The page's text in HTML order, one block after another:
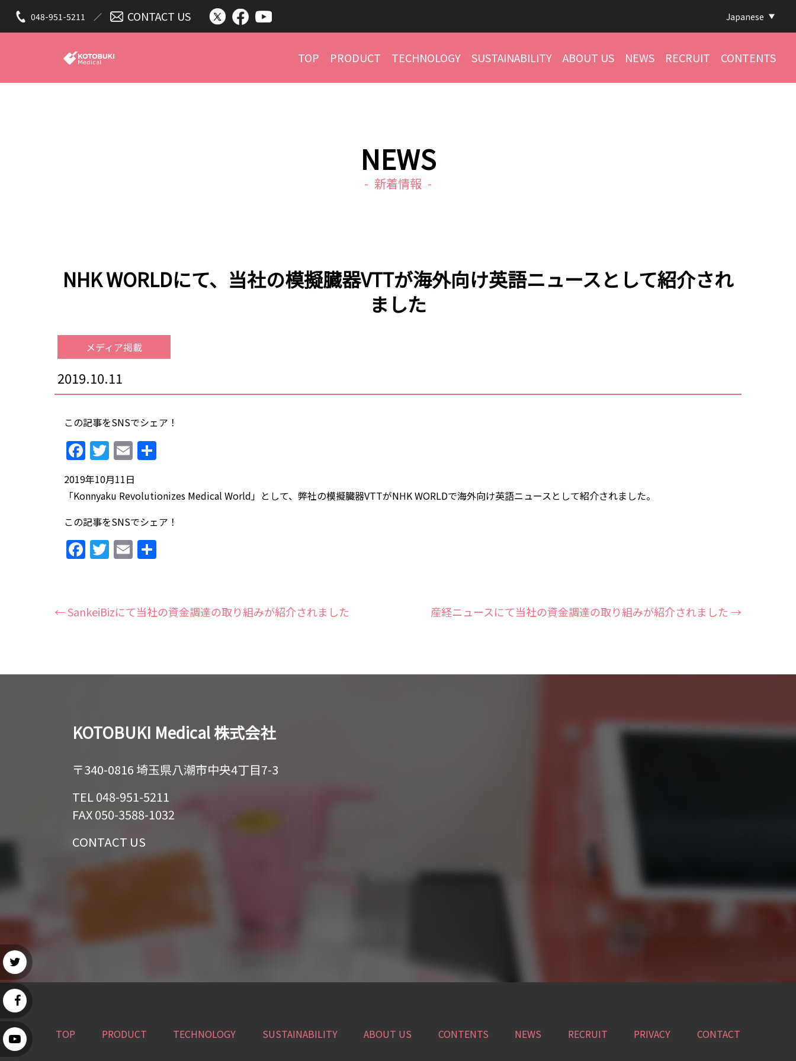
048-951-5211 CONTACT US Japanese
TOP PRODUCT TECHNOLOGY SUSTAINABILITY ABOUT US NEWS RECRUIT CONTENTS
NEWS
新着情報
NHK WORLDにて、当社の模擬臓器VTTが海外向け英語ニュースとして紹介され
ました
メディア掲載
2019.10.11
この記事をSNSでシェア！
Facebook
Twitter
Email
2019年10月11日
「Konnyaku Revolutionizes Medical World」として、弊社の模擬臓器VTTがNHK WORLDで海外向け英語ニュースとして紹介されました。
この記事をSNSでシェア！
Facebook
Twitter
Email
←SankeiBizにて当社の資金調達の取り組みが紹介されました 産経ニュースにて当社の資金調達の取り組みが紹介されました→
KOTOBUKI Medical 株式会社
〒340-0816 埼玉県八潮市中央4丁目7-3
TEL 048-951-5211
FAX 050-3588-1032
CONTACT US
TOP PRODUCT TECHNOLOGY SUSTAINABILITY ABOUT US CONTENTS NEWS RECRUIT PRIVACY CONTACT